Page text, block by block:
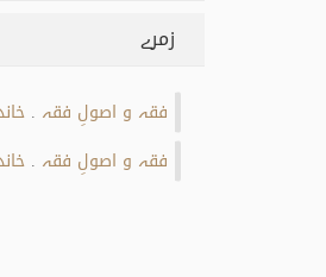
زمرے
فقہ و اصولِ فقہ
فقہ و اصولِ فقہ